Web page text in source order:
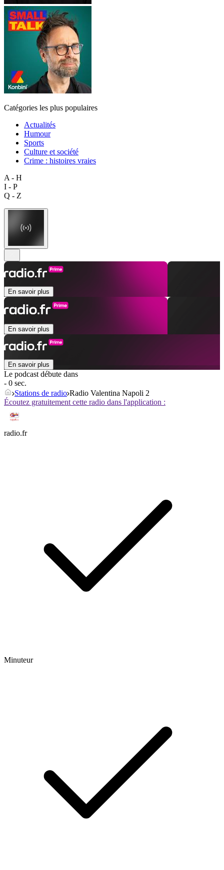
Catégories les plus populaires
Actualités
Humour
Sports
Culture et société
Crime : histoires vraies
A - H
I - P
Q - Z
En savoir plus
En savoir plus
En savoir plus
Le podcast débute dans
- 0 sec.
Stations de radio Radio Valentina Napoli 2
Écoutez gratuitement cette radio dans l'application :
radio.fr
Minuteur